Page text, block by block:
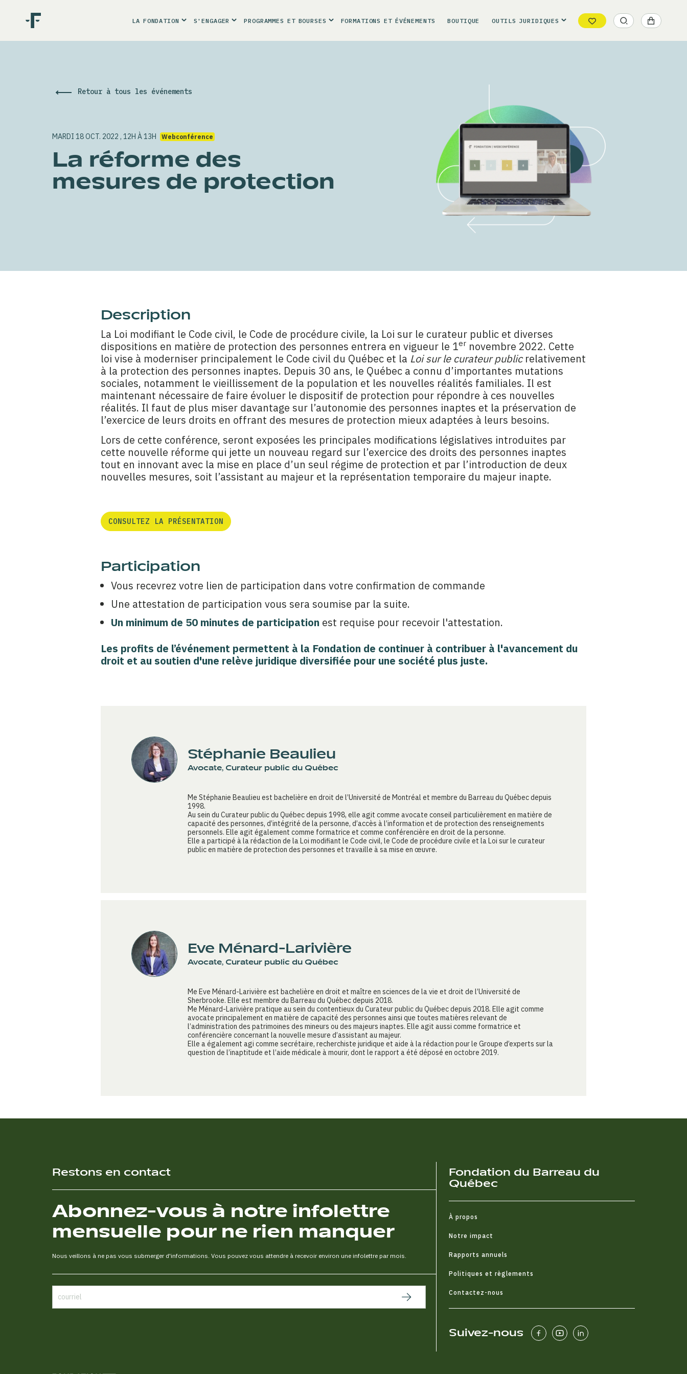
LA FONDATION S'ENGAGER PROGRAMMES ET BOURSES FORMATIONS ET ÉVÉNEMENTS BOUTIQUE OUTILS JURIDIQUES
Retour à tous les événements
MARDI 18 OCT. 2022 , 12H À 13H Webconférence
La réforme des
mesures de protection
Description
La Loi modifiant le Code civil, le Code de procédure civile, la Loi sur le curateur public et diverses
dispositions en matière de protection des personnes entrera en vigueur le 1er novembre 2022. Cette
loi vise à moderniser principalement le Code civil du Québec et la Loi sur le curateur publicrelativement
à la protection des personnes inaptes. Depuis 30 ans, le Québec a connu d’importantes mutations
sociales, notamment le vieillissement de la population et les nouvelles réalités familiales. Il est
maintenant nécessaire de faire évoluer le dispositif de protection pour répondre à ces nouvelles
réalités. Il faut de plus miser davantage sur l’autonomie des personnes inaptes et la préservation de
l’exercice de leurs droits en offrant des mesures de protection mieux adaptées à leurs besoins.
Lors de cette conférence, seront exposées les principales modifications législatives introduites par
cette nouvelle réforme qui jette un nouveau regard sur l’exercice des droits des personnes inaptes
tout en innovant avec la mise en place d’un seul régime de protection et par l’introduction de deux
nouvelles mesures, soit l’assistant au majeur et la représentation temporaire du majeur inapte.
CONSULTEZ LA PRÉSENTATION
Participation
Vous recevrez votre lien de participation dans votre confirmation de commande
Une attestation de participation vous sera soumise par la suite.
Un minimum de 50 minutes de participation est requise pour recevoir l'attestation.
Les profits de l’événement permettent à la Fondation de continuer à contribuer à l'avancement du
droit et au soutien d'une relève juridique diversifiée pour une société plus juste.
Stéphanie Beaulieu
Avocate, Curateur public du Québec
Me Stéphanie Beaulieu est bachelière en droit de l’Université de Montréal et membre du Barreau du Québec depuis
1998.
Au sein du Curateur public du Québec depuis 1998, elle agit comme avocate conseil particulièrement en matière de
capacité des personnes, d’intégrité de la personne, d’accès à l’information et de protection des renseignements
personnels. Elle agit également comme formatrice et comme conférencière en droit de la personne.
Elle a participé à la rédaction de la Loi modifiant le Code civil, le Code de procédure civile et la Loi sur le curateur
public en matière de protection des personnes et travaille à sa mise en œuvre.
Eve Ménard-Larivière
Avocate, Curateur public du Québec
Me Eve Ménard-Larivière est bachelière en droit et maître en sciences de la vie et droit de l’Université de
Sherbrooke. Elle est membre du Barreau du Québec depuis 2018.
Me Ménard-Larivière pratique au sein du contentieux du Curateur public du Québec depuis 2018. Elle agit comme
avocate principalement en matière de capacité des personnes ainsi que toutes matières relevant de
l’administration des patrimoines des mineurs ou des majeurs inaptes. Elle agit aussi comme formatrice et
conférencière concernant la nouvelle mesure d’assistant au majeur.
Elle a également agi comme secrétaire, recherchiste juridique et aide à la rédaction pour le Groupe d’experts sur la
question de l’inaptitude et l’aide médicale à mourir, dont le rapport a été déposé en octobre 2019.
Restons en contact
Abonnez-vous à notre infolettre
mensuelle pour ne rien manquer
Nous veillons à ne pas vous submerger d'informations. Vous pouvez vous attendre à recevoir environ une infolettre par mois.
Fondation du Barreau du
Québec
À propos
Notre impact
Rapports annuels
Politiques et règlements
Contactez-nous
Suivez-nous